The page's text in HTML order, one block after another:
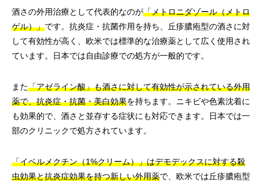
酒さの外用治療として代表的なのが「メトロニダゾール（メトロ
ゲル）」です。抗炎症・抗菌作用を持ち、丘疹膿疱型の酒さに対
して有効性が高く、欧米では標準的な治療薬として広く使用され
ています。日本では自由診療での処方が一般的です。
また「アゼライン酸」も酒さに対して有効性が示されている外用
薬で、抗炎症・抗菌・美白効果を持ちます。ニキビや色素沈着に
も効果的で、酒さと並存する症状にも対応できます。日本では一
部のクリニックで処方されています。
「イベルメクチン（1%クリーム）」はデモデックスに対する殺
虫効果と抗炎症効果を持つ新しい外用薬で、欧米では丘疹膿疱型